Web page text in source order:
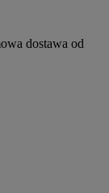
dostawa od